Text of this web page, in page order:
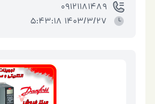
09121181489
1403/3/27 5:43:18